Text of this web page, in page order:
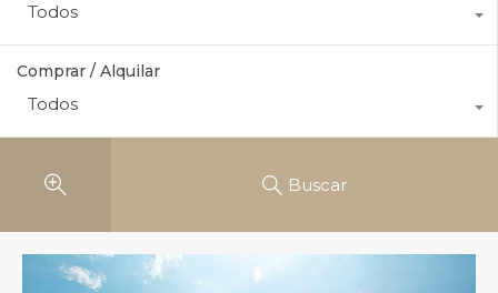
Todos
Comprar / Alquilar
Todos
Buscar